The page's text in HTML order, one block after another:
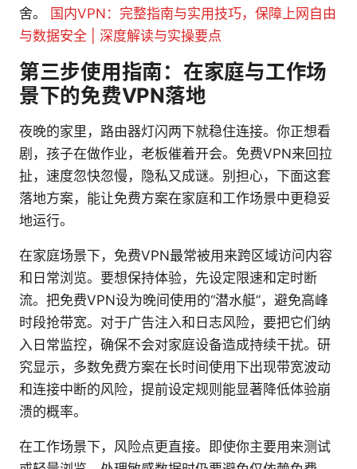
舍。 国内VPN：完整指南与实用技巧，保障上网自由
与数据安全 | 深度解读与实操要点
第三步使用指南：在家庭与工作场
景下的免费VPN落地
夜晚的家里，路由器灯闪两下就稳住连接。你正想看
剧，孩子在做作业，老板催着开会。免费VPN来回拉
扯，速度忽快忽慢，隐私又成谜。别担心，下面这套
落地方案，能让免费方案在家庭和工作场景中更稳妥
地运行。
在家庭场景下，免费VPN最常被用来跨区域访问内容
和日常浏览。要想保持体验，先设定限速和定时断
流。把免费VPN设为晚间使用的“潜水艇”，避免高峰
时段抢带宽。对于广告注入和日志风险，要把它们纳
入日常监控，确保不会对家庭设备造成持续干扰。研
究显示，多数免费方案在长时间使用下出现带宽波动
和连接中断的风险，提前设定规则能显著降低体验崩
溃的概率。
在工作场景下，风险点更直接。即使你主要用来测试